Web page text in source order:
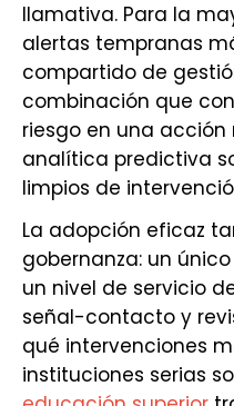
llamativa. Para la
alertas tempranas
compartido de
combinación que
riesgo en una
analítica predictiva
limpios de
La adopción eficaz
gobernanza: un
un nivel de servicio
señal-contacto y
qué intervenciones
instituciones serias